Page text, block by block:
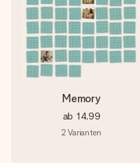
Memory
ab 14,99
2 Varianten